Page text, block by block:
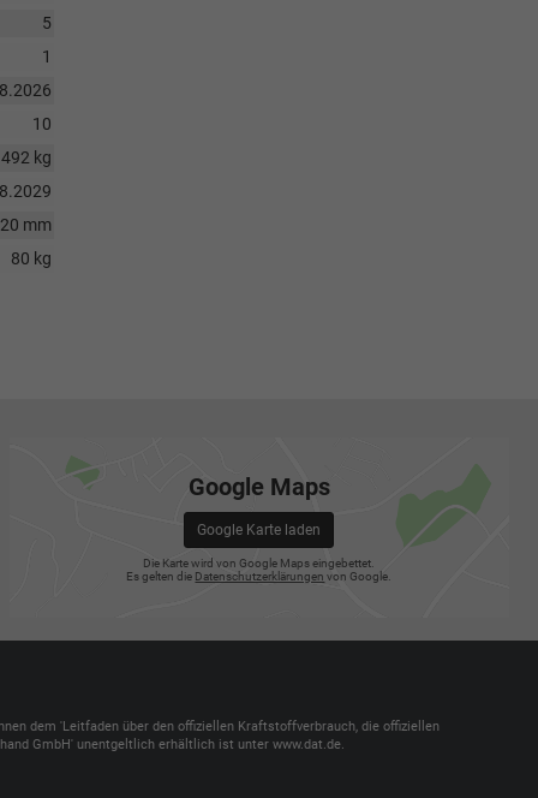
5
1
10
kg
mm
80 kg
Google Maps
Google Karte laden
Die Karte wird von Google Maps eingebettet.
Es gelten die Datenschutzerklärungen von Google.
dem 'Leitfaden über den offiziellen Kraftstoffverbrauch, die offiziellen
GmbH' unentgeltlich erhältlich ist unter www.dat.de.